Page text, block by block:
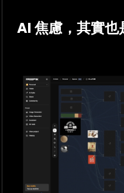
AI 焦慮，其實也